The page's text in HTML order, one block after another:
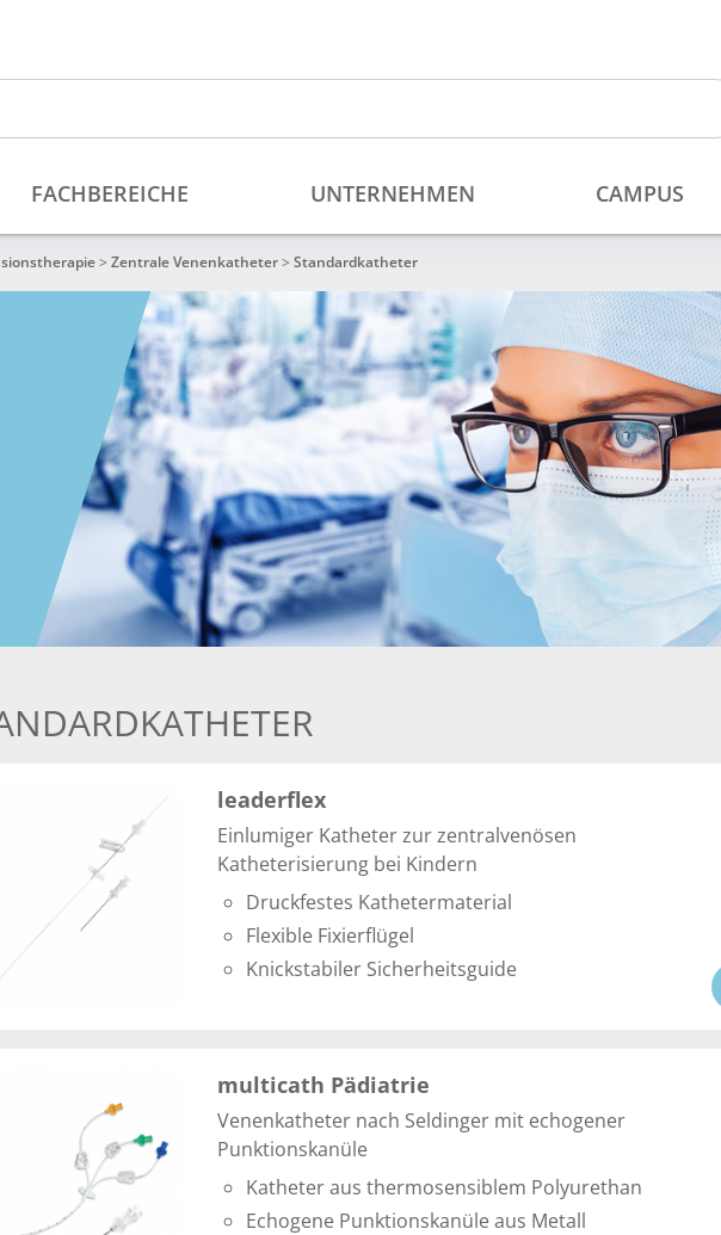
> Zentrale Venenkatheter> Standardkatheter
leaderflex
Einlumiger Katheter zur zentralvenösen
Katheterisierung bei Kindern
Druckfestes Kathetermaterial
Flexible Fixierflügel
Knickstabiler Sicherheitsguide
multicath Pädiatrie
Venenkatheter nach Seldinger mit echogener
Punktionskanüle
Katheter aus thermosensiblem Polyurethan
Echogene Punktionskanüle aus Metall